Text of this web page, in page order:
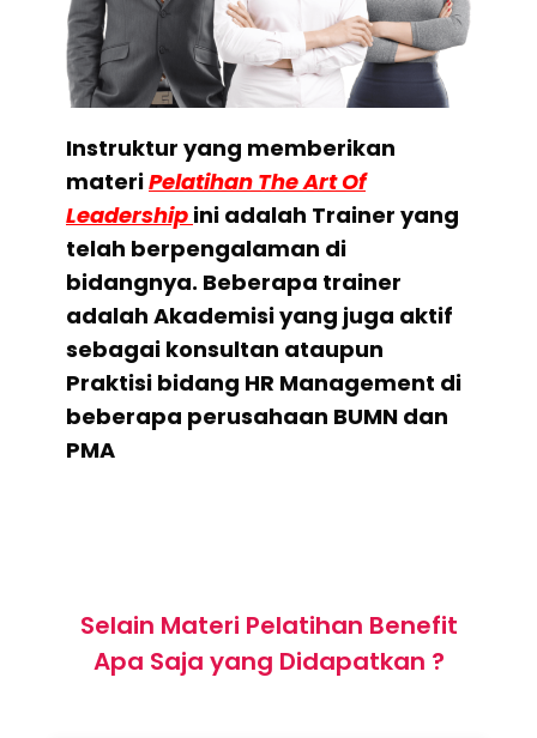
Instruktur yang memberikan
materiPelatihan The Art Of
Leadership ini adalah Trainer yang
telah berpengalaman di
bidangnya. Beberapa trainer
adalah Akademisi yang juga aktif
sebagai konsultan ataupun
Praktisi bidang HR Management di
beberapa perusahaan BUMN dan
PMA
Selain Materi Pelatihan Benefit
Apa Saja yang Didapatkan ?